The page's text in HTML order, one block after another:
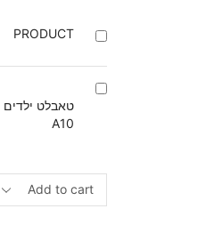
PRODUCT
A10